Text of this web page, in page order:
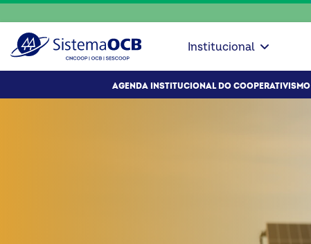
Institucional
AGENDA INSTITUCIONAL DO COOPERATIVISMO